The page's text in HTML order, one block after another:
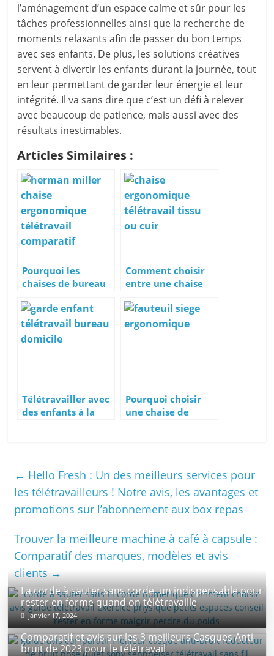
l’aménagement d’un espace calme et sûr pour les
tâches professionnelles ainsi que la recherche de
moments relaxants afin de passer du bon temps
avec ses enfants. De plus, les solutions créatives
servent à divertir les enfants durant la journée, tout
en leur permettant de garder leur énergie et leur
intégrité. Il va sans dire que c’est un défi à relever
avec beaucoup de patience, mais aussi avec des
résultats inestimables.
Articles Similaires :
Pourquoi les
chaises de bureau
sont-elles si chères
?
Comment choisir
entre une chaise
cuir ou en tissu
avec un dossier en
Télétravailler avec
des enfants à la
Pourquoi choisir
une chaise de
← Hello Fresh : Un des meilleurs services pour
les télétravailleurs ! Notre avis, les avantages et
promotions sur l’abonnement aux box repas
Trouver la meilleure machine à café à capsule :
Comparatif des marques, modèles et avis
clients→
La corde à sauter sans corde, un indispensable pour
rester en forme quand on télétravaille
janvier 17, 2024
Comparatif et avis sur les 3 meilleurs Casques Anti-
bruit de 2023 pour le télétravail